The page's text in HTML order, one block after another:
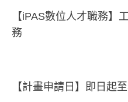
【iPAS數位人才職務】
務
【計畫申請日】即日起